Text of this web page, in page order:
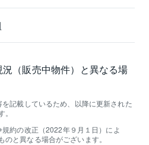
（販売中物件）と異なる場
記載しているため、以降に更新された
約の改正（2022年９月１日）によ
と異なる場合がございます。